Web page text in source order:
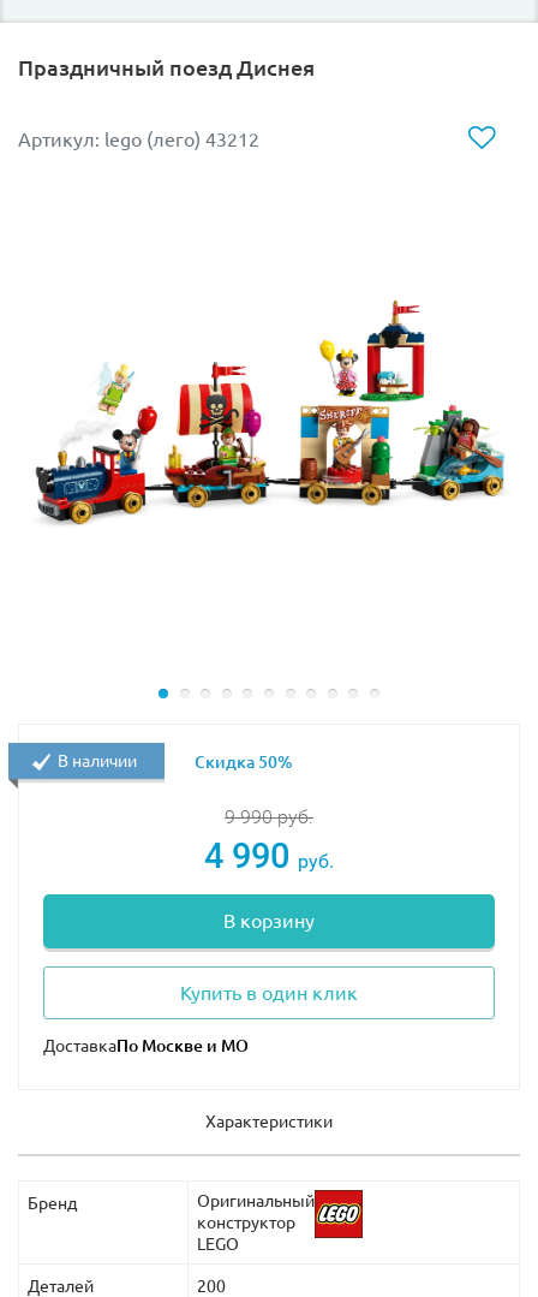
здание ранчо с просторными стойлами,
Любимые питомцы: В комплект входят фигурки
разыгрывать множество сюжетов: от кормления
и расчесывания гривы до подготовки к
настоящим соревнованиям, развивая
воображение и заботливое отношение к
животным.
Отличный подарок для маленьких наездников и
наездниц. Заказывайте эту милую новинку в LEKUB и
создайте свою собственную конную историю в
Праздничный поезд Диснея​
Артикул: lego (лего) 43212
9 990руб.
4 990 руб.
В корзину
Купить в один клик
Доставка
В наличии Скидка 50%
Характеристики
Бренд
Оригинальный
конструктор
LEGO
Деталей 200